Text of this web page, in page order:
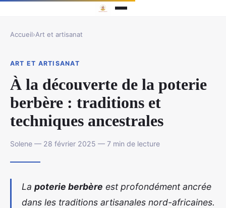
Accueil›Art et artisanat
ART ET ARTISANAT
À la découverte de la poterie
berbère : traditions et
techniques ancestrales
Solene — 28 février 2025 — 7 min de lecture
La poterie berbère est profondément ancrée
dans les traditions artisanales nord-africaines.